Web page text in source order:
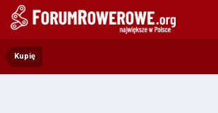
Kupię